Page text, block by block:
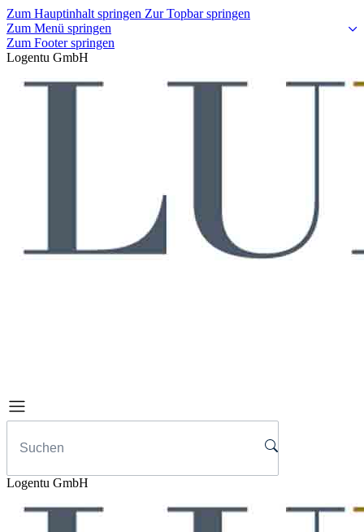
Zum Hauptinhalt springen Zur Topbar springen
Zum Menü springen
Zum Footer springen
Logentu GmbH
Logentu GmbH